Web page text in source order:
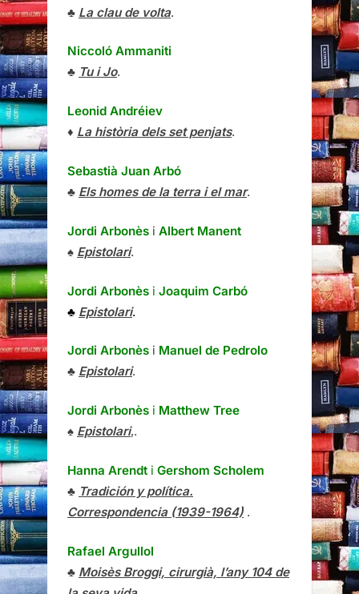
♣ La clau de volta.
Niccoló Ammaniti
♣ Tu i Jo.
Leonid Andréiev
♦ La història dels set penjats.
Sebastià Juan Arbó
♣ Els homes de la terra i el mar.
Jordi Arbonès i Albert Manent
♠ Epistolari.
Jordi Arbonès i Joaquim Carbó
♣ Epistolari.
Jordi Arbonès i Manuel de Pedrolo
♣ Epistolari.
Jordi Arbonès i Matthew Tree
♠ Epistolari,.
Hanna Arendt i Gershom Scholem
♣ Tradición y política.
Correspondencia (1939-1964) .
Rafael Argullol
♣ Moisès Broggi, cirurgià, l’any 104 de